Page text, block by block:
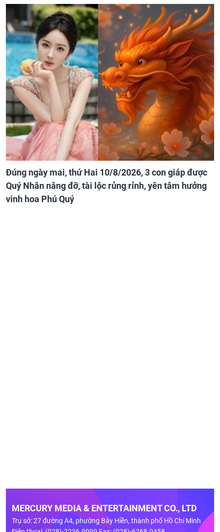
Đúng ngày mai, thứ Hai 10/8/2026, 3 con giáp được
Quý Nhân nâng đỡ, tài lộc rủng rỉnh, yên tâm hưởng
vinh hoa Phú Quý
MERCURY MEDIA & ENTERTAINMENT CO., LTD
Trụ sở: 27 đường A4, phường Bảy Hiền, thành phố Hồ Chí Minh